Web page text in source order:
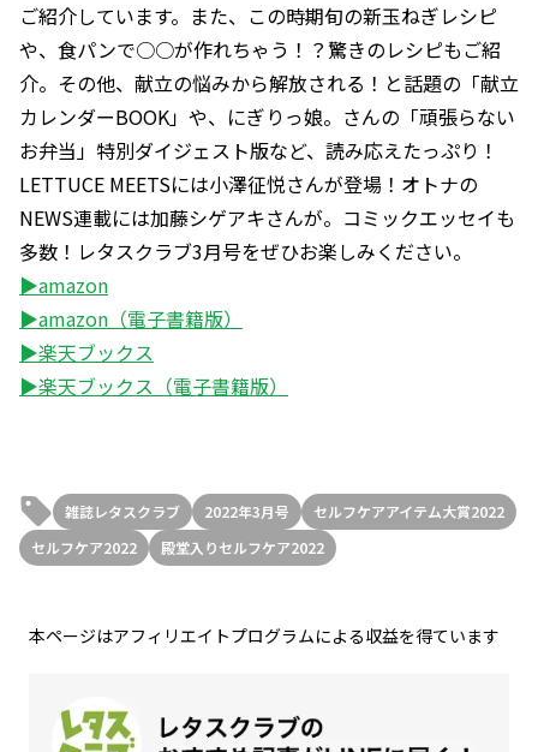
ご紹介しています。また、この時期旬の新玉ねぎレシピ
や、食パンで○○が作れちゃう！？驚きのレシピもご紹
介。その他、献立の悩みから解放される！と話題の「献立
カレンダーBOOK」や、にぎりっ娘。さんの「頑張らない
お弁当」特別ダイジェスト版など、読み応えたっぷり！
LETTUCE MEETSには小澤征悦さんが登場！オトナの
NEWS連載には加藤シゲアキさんが。コミックエッセイも
多数！レタスクラブ3月号をぜひお楽しみください。
▶amazon
▶amazon（電子書籍版）
▶楽天ブックス
▶楽天ブックス（電子書籍版）
雑誌レタスクラブ 2022年3月号
セルフケアアイテム大賞2022
セルフケア2022
殿堂入りセルフケア2022
本ページはアフィリエイトプログラムによる収益を得ています